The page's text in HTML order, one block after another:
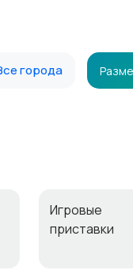
города
Игровые
приставки